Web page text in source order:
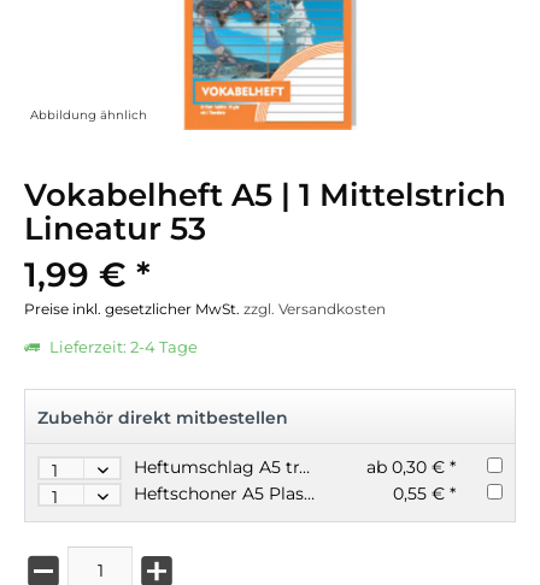
Abbildung ähnlich
Vokabelheft A5 | 1 Mittelstrich
Lineatur 53
1,99 € *
Preise inkl. gesetzlicher MwSt. zzgl. Versandkosten
Lieferzeit: 2-4 Tage
Zubehör direkt mitbestellen
Heftumschlag A5 transparente Farben
ab 0,30 € *
Heftschoner A5 Plastik gedeckte Farben
0,55 € *